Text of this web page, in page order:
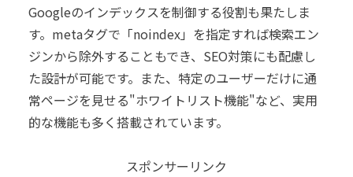
Googleのインデックスを制御する役割も果たしま
す。metaタグで「noindex」を指定すれば検索エン
ジンから除外することもでき、SEO対策にも配慮し
た設計が可能です。また、特定のユーザーだけに通
常ページを見せる"ホワイトリスト機能"など、実用
的な機能も多く搭載されています。
スポンサーリンク